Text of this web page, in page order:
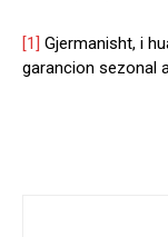
[1] Gjermanisht, i
garancion sezonal